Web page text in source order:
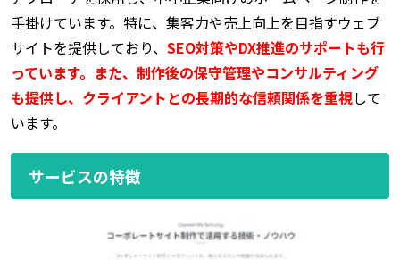
手掛けています。特に、集客力や売上向上を目指すウェブ
サイトを提供しており、 SEO対策やDX推進のサポートも行
っています。また、制作後の保守管理やコンサルティング
も提供し、クライアントとの長期的な信頼関係を重視して
います。
サービスの特徴